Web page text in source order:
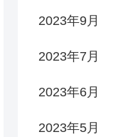
2023年9月
2023年7月
2023年6月
2023年5月